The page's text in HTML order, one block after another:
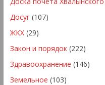
Досуг(107)
ЖКХ(29)
Закон и порядок(222)
Здравоохранение (146)
Земельное (103)